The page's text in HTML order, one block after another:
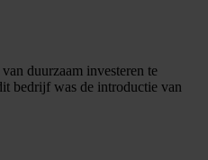
duurzaam investeren te
bedrijf was de introductie van